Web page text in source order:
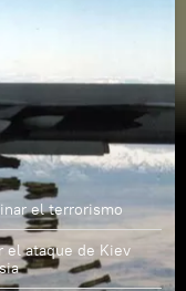
el terrorismo
el ataque de Kiev